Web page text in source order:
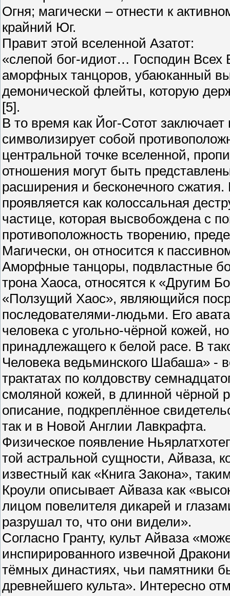
Огня; магически – отнести к
крайний Юг.
Правит этой вселенной Азатот:
«слепой бог-идиот… Господин
аморфных танцоров, убаюканный
демонической флейты, которую
[5].
В то время как Йог-Сотот заключает
символизирует собой
центральной точке вселенной,
отношения могут быть
расширения и бесконечного
проявляется как колоссальная
частице, которая высвобождена с
противоположность творению,
Магически, он относится к
Аморфные танцоры, подвластные
трона Хаоса, относятся к «Другим
«Ползущий Хаос», являющийся
последователями-людьми. Его
человека с угольно-чёрной кожей,
принадлежащего к белой расе. В
Человека ведьминского Шабаша» -
трактатах по колдовству
смоляной кожей, в длинной чёрной
описание, подкреплённое
так и в Новой Англии Лавкрафта.
Физическое появление
той астральной сущности, Айваза,
известный как «Книга Закона»,
Кроули описывает Айваза как
лицом повелителя дикарей и
разрушал то, что они видели».
Согласно Гранту, культ Айваза
инспирированного извечной
тёмных династиях, чьи памятники
древнейшего культа». Интересно